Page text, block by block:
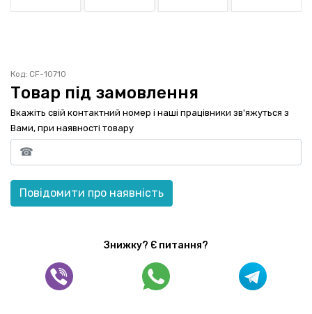
Код: CF-10710
Товар під замовлення
Вкажіть свій контактний номер і наші працівники зв'яжуться з
Вами, при наявності товару
Повідомити про наявність
Знижку? Є питання?